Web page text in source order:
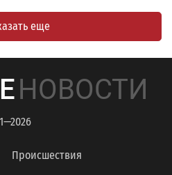
еще
НОВОСТИ
Происшествия